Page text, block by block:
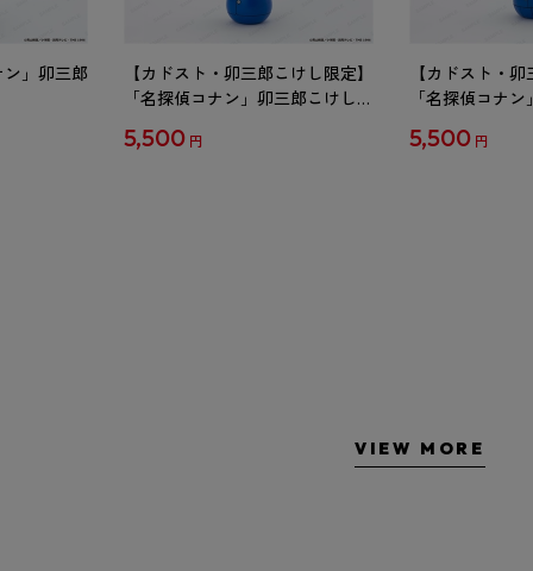
」卯三郎
【カドスト・卯三郎こけし限定】
「名探偵コナン」卯三郎こけし
5,500 円
【カドスト・
「名探偵コナ
5,500 円
VIEW MORE